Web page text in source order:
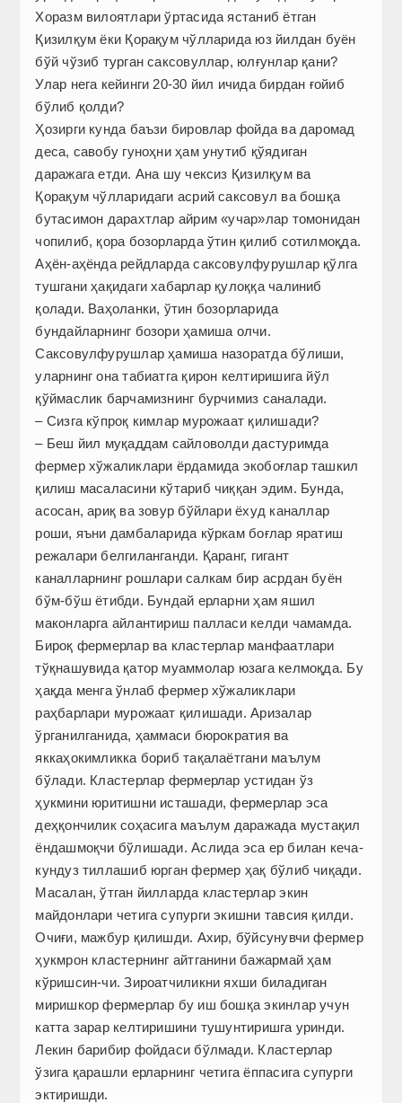
Хоразм вилоятлари ўртасида ястаниб ётган
Қизилқум ёки Қорақум чўлларида юз йилдан буён
бўй чўзиб турган саксовуллар, юлғунлар қани?
Улар нега кейинги 20-30 йил ичида бирдан ғойиб
бўлиб қолди?
Ҳозирги кунда баъзи бировлар фойда ва даромад
деса, савобу гуноҳни ҳам унутиб қўядиган
даражага етди. Ана шу чексиз Қизилқум ва
Қорақум чўлларидаги асрий саксовул ва бошқа
бутасимон дарахтлар айрим «учар»лар томонидан
чопилиб, қора бозорларда ўтин қилиб сотилмоқда.
Аҳён-аҳёнда рейдларда саксовулфурушлар қўлга
тушгани ҳақидаги хабарлар қулоққа чалиниб
қолади. Ваҳоланки, ўтин бозорларида
бундайларнинг бозори ҳамиша олчи.
Саксовулфурушлар ҳамиша назоратда бўлиши,
уларнинг она табиатга қирон келтиришига йўл
қўймаслик барчамизнинг бурчимиз саналади.
– Сизга кўпроқ кимлар мурожаат қилишади?
– Беш йил муқаддам сайловолди дастуримда
фермер хўжаликлари ёрдамида экобоғлар ташкил
қилиш масаласини кўтариб чиққан эдим. Бунда,
асосан, ариқ ва зовур бўйлари ёхуд каналлар
роши, яъни дамбаларида кўркам боғлар яратиш
режалари белгиланганди. Қаранг, гигант
каналларнинг рошлари салкам бир асрдан буён
бўм-бўш ётибди. Бундай ерларни ҳам яшил
маконларга айлантириш палласи келди чамамда.
Бироқ фермерлар ва кластерлар манфаатлари
тўқнашувида қатор муаммолар юзага келмоқда. Бу
ҳақда менга ўнлаб фермер хўжаликлари
раҳбарлари мурожаат қилишади. Аризалар
ўрганилганида, ҳаммаси бюрократия ва
яккаҳокимликка бориб тақалаётгани маълум
бўлади. Кластерлар фермерлар устидан ўз
ҳукмини юритишни исташади, фермерлар эса
деҳқончилик соҳасига маълум даражада мустақил
ёндашмоқчи бўлишади. Аслида эса ер билан кеча-
кундуз тиллашиб юрган фермер ҳақ бўлиб чиқади.
Масалан, ўтган йилларда кластерлар экин
майдонлари четига супурги экишни тавсия қилди.
Очиғи, мажбур қилишди. Ахир, бўйсунувчи фермер
ҳукмрон кластернинг айтганини бажармай ҳам
кўришсин-чи. Зироатчиликни яхши биладиган
миришкор фермерлар бу иш бошқа экинлар учун
катта зарар келтиришини тушунтиришга уринди.
Лекин барибир фойдаси бўлмади. Кластерлар
ўзига қарашли ерларнинг четига ёппасига супурги
эктиришди.